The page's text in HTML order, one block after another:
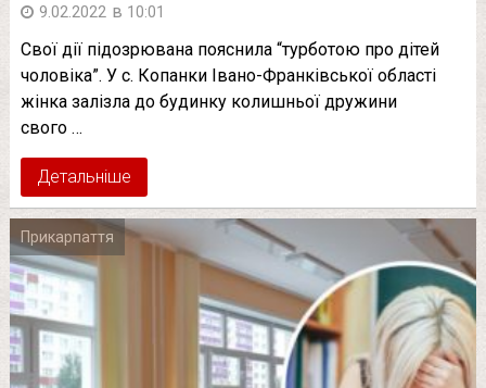
9.02.2022 в 10:01
Свої дії підозрювана пояснила “турботою про дітей
чоловіка”. У с. Копанки Івано-Франківської області
жінка залізла до будинку колишньої дружини
свого …
Детальніше
Прикарпаття